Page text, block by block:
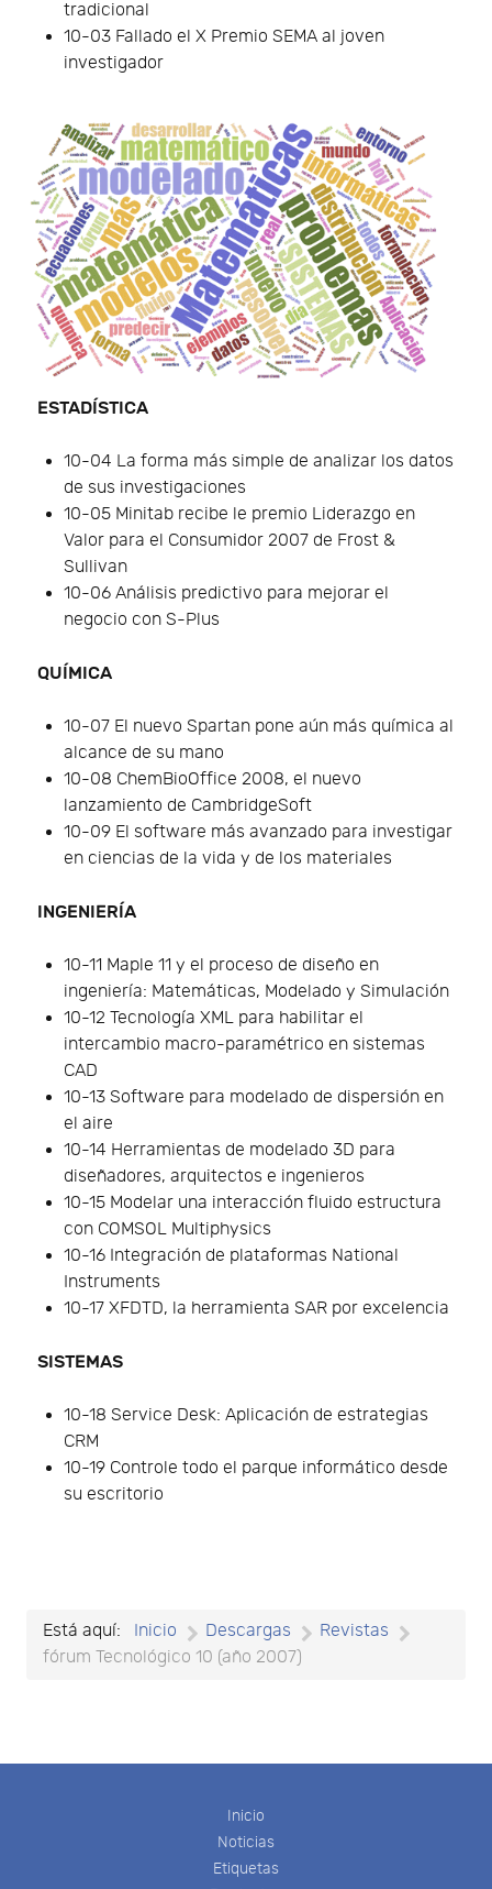
tradicional
10-03 Fallado el X Premio SEMA al joven
investigador
ESTADÍSTICA
10-04 La forma más simple de analizar los datos
de sus investigaciones
10-05 Minitab recibe le premio Liderazgo en
Valor para el Consumidor 2007 de Frost &
Sullivan
10-06 Análisis predictivo para mejorar el
negocio con S-Plus
QUÍMICA
10-07 El nuevo Spartan pone aún más química al
alcance de su mano
10-08 ChemBioOffice 2008, el nuevo
lanzamiento de CambridgeSoft
10-09 El software más avanzado para investigar
en ciencias de la vida y de los materiales
INGENIERÍA
10-11 Maple 11 y el proceso de diseño en
ingeniería: Matemáticas, Modelado y Simulación
10-12 Tecnología XML para habilitar el
intercambio macro-paramétrico en sistemas
CAD
10-13 Software para modelado de dispersión en
el aire
10-14 Herramientas de modelado 3D para
diseñadores, arquitectos e ingenieros
10-15 Modelar una interacción fluido estructura
con COMSOL Multiphysics
10-16 Integración de plataformas National
Instruments
10-17 XFDTD, la herramienta SAR por excelencia
SISTEMAS
10-18 Service Desk: Aplicación de estrategias
CRM
10-19 Controle todo el parque informático desde
su escritorio
Está aquí: Inicio Descargas
Revistas
fórum Tecnológico 10 (año 2007)
Inicio
Noticias
Etiquetas